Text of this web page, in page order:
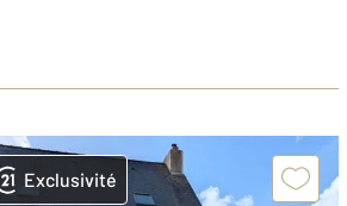
Exclusivité